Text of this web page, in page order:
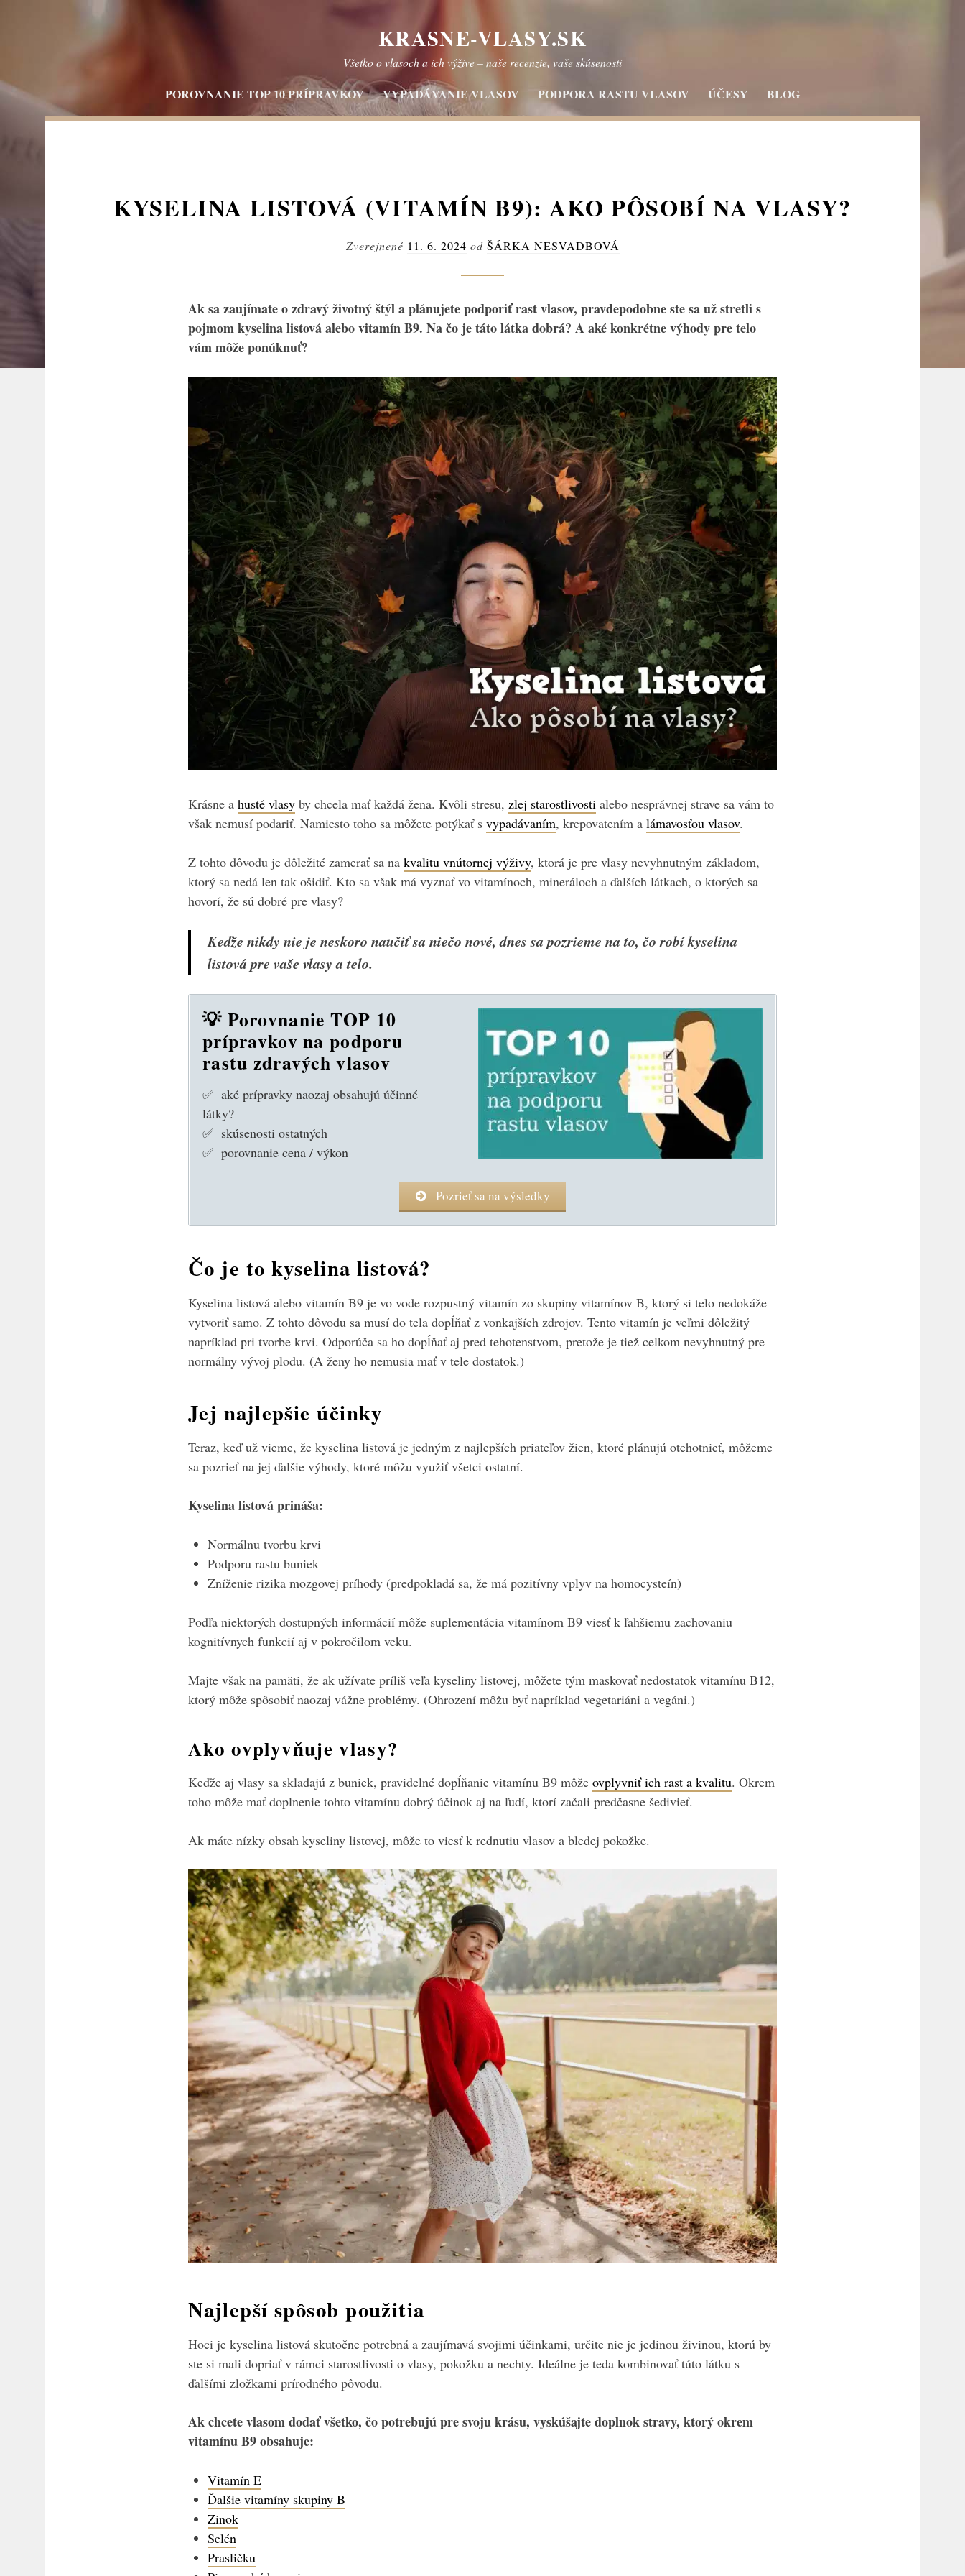
KRASNE-VLASY.SK
Všetko o vlasoch a ich výžive – naše recenzie, vaše skúsenosti
POROVNANIE TOP 10 PRÍPRAVKOV VYPADÁVANIE VLASOV PODPORA RASTU VLASOV ÚČESY BLOG
KYSELINA LISTOVÁ (VITAMÍN B9): AKO PÔSOBÍ NA VLASY?
Zverejnené 11. 6. 2024 od ŠÁRKA NESVADBOVÁ
Ak sa zaujímate o zdravý životný štýl a plánujete podporiť rast vlasov, pravdepodobne ste sa už stretli s
pojmom kyselina listová alebo vitamín B9. Na čo je táto látka dobrá? A aké konkrétne výhody pre telo
vám môže ponúknuť?
Krásne a husté vlasy by chcela mať každá žena. Kvôli stresu, zlej starostlivosti alebo nesprávnej strave sa vám to
však nemusí podariť. Namiesto toho sa môžete potýkať s vypadávaním, krepovatením a lámavosťou vlasov.
Z tohto dôvodu je dôležité zamerať sa na kvalitu vnútornej výživy, ktorá je pre vlasy nevyhnutným základom,
ktorý sa nedá len tak ošidiť. Kto sa však má vyznať vo vitamínoch, mineráloch a ďalších látkach, o ktorých sa
hovorí, že sú dobré pre vlasy?
Keďže nikdy nie je neskoro naučiť sa niečo nové, dnes sa pozrieme na to, čo robí kyselina
listová pre vaše vlasy a telo.
💡 Porovnanie TOP 10
prípravkov na podporu
rastu zdravých vlasov
✅ aké prípravky naozaj obsahujú účinné
látky?
✅ skúsenosti ostatných
✅ porovnanie cena / výkon
Pozrieť sa na výsledky
Čo je to kyselina listová?
Kyselina listová alebo vitamín B9 je vo vode rozpustný vitamín zo skupiny vitamínov B, ktorý si telo nedokáže
vytvoriť samo. Z tohto dôvodu sa musí do tela dopĺňať z vonkajších zdrojov. Tento vitamín je veľmi dôležitý
napríklad pri tvorbe krvi. Odporúča sa ho dopĺňať aj pred tehotenstvom, pretože je tiež celkom nevyhnutný pre
normálny vývoj plodu. (A ženy ho nemusia mať v tele dostatok.)
Jej najlepšie účinky
Teraz, keď už vieme, že kyselina listová je jedným z najlepších priateľov žien, ktoré plánujú otehotnieť, môžeme
sa pozrieť na jej ďalšie výhody, ktoré môžu využiť všetci ostatní.
Kyselina listová prináša:
Normálnu tvorbu krvi
Podporu rastu buniek
Zníženie rizika mozgovej príhody (predpokladá sa, že má pozitívny vplyv na homocysteín)
Podľa niektorých dostupných informácií môže suplementácia vitamínom B9 viesť k ľahšiemu zachovaniu
kognitívnych funkcií aj v pokročilom veku.
Majte však na pamäti, že ak užívate príliš veľa kyseliny listovej, môžete tým maskovať nedostatok vitamínu B12,
ktorý môže spôsobiť naozaj vážne problémy. (Ohrození môžu byť napríklad vegetariáni a vegáni.)
Ako ovplyvňuje vlasy?
Keďže aj vlasy sa skladajú z buniek, pravidelné dopĺňanie vitamínu B9 môže ovplyvniť ich rast a kvalitu. Okrem
toho môže mať doplnenie tohto vitamínu dobrý účinok aj na ľudí, ktorí začali predčasne šedivieť.
Ak máte nízky obsah kyseliny listovej, môže to viesť k rednutiu vlasov a bledej pokožke.
Najlepší spôsob použitia
Hoci je kyselina listová skutočne potrebná a zaujímavá svojimi účinkami, určite nie je jedinou živinou, ktorú by
ste si mali dopriať v rámci starostlivosti o vlasy, pokožku a nechty. Ideálne je teda kombinovať túto látku s
ďalšími zložkami prírodného pôvodu.
Ak chcete vlasom dodať všetko, čo potrebujú pre svoju krásu, vyskúšajte doplnok stravy, ktorý okrem
vitamínu B9 obsahuje:
Vitamín E
Ďalšie vitamíny skupiny B
Zinok
Selén
Prasličku